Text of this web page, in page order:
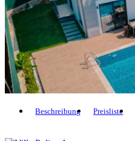
Beschreibung Preisliste